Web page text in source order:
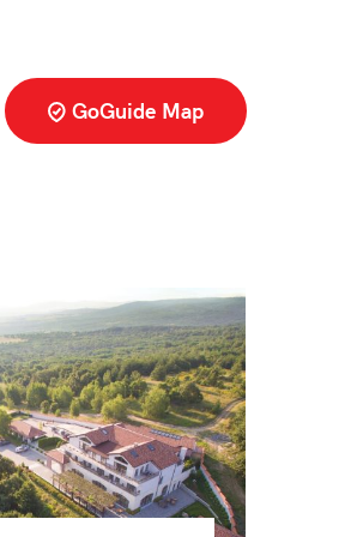
GoGuide Map